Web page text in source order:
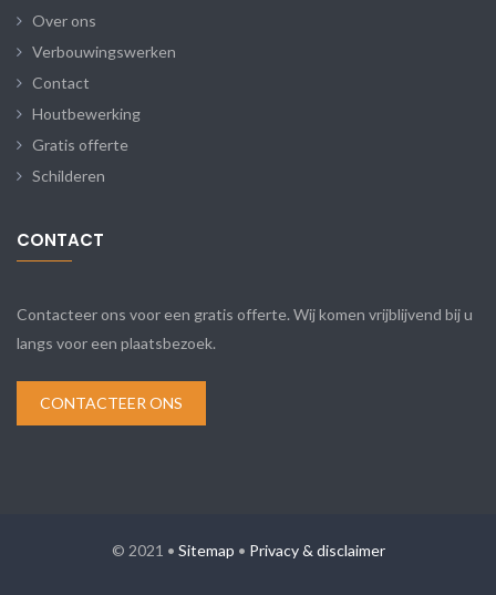
Over ons
Verbouwingswerken
Contact
Houtbewerking
Gratis offerte
Schilderen
CONTACT
Contacteer ons voor een gratis offerte. Wij komen vrijblijvend bij u
langs voor een plaatsbezoek.
CONTACTEER ONS
© 2021 • Sitemap • Privacy & disclaimer